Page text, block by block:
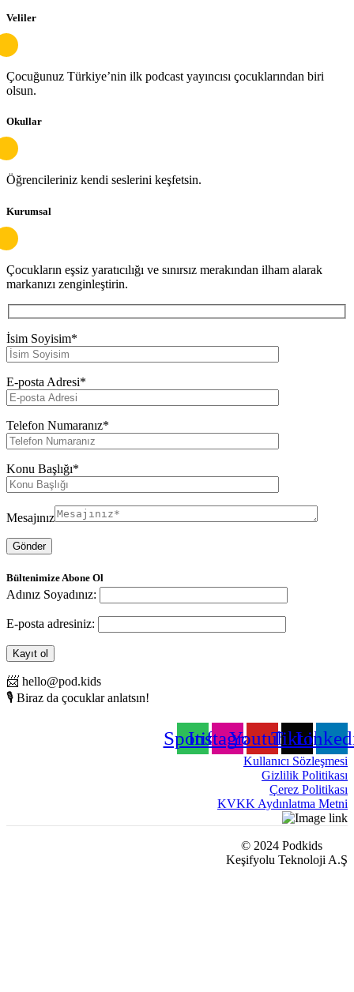
Veliler
Çocuğunuz Türkiye’nin ilk podcast yayıncısı çocuklarından biri
olsun.
Okullar
Öğrencileriniz kendi seslerini keşfetsin.
Kurumsal
Çocukların eşsiz yaratıcılığı ve sınırsız merakından ilham alarak
markanızı zenginleştirin.
İsim Soyisim*
E-posta Adresi*
Telefon Numaranız*
Konu Başlığı*
Mesajınız
BültenimizeAbone Ol
Adınız Soyadınız:
E-posta adresiniz:
📨 hello@pod.kids
🎙️ Biraz da çocuklar anlatsın!
Spotify
Instagram
YoutubeTiktok
Kullanıcı Sözleşmesi
Gizlilik Politikası
Çerez Politikası
KVKK Aydınlatma Metni
© 2024 Podkids
Keşifyolu Teknoloji A.Ş